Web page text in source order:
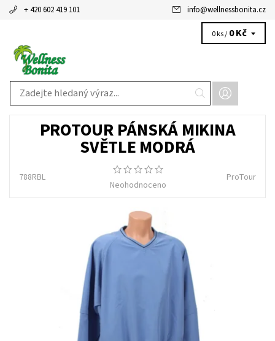
+ 420 602 419 101 info@wellnessbonita.cz
0 ks / 0 Kč
PROTOUR PÁNSKÁ MIKINA
SVĚTLE MODRÁ
788RBL
Neohodnoceno
ProTour